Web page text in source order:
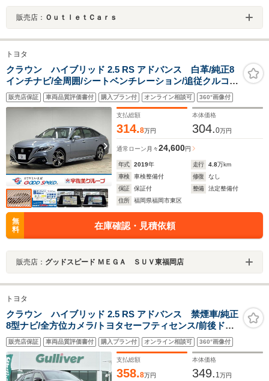
販売店： ＯｕｔｌｅｔＣａｒｓ
トヨタ
クラウン ハイブリッド 2.5 RS アドバンス 白革/純正8
インチナビ/全周囲/シートベンチレーション/追従クルコ
ン/レーンキープアシスト/パーキングアシスト/トヨタセー
フティセンス/BSM/ETC/パワーシート/シートメモリ
ー/LEDヘッドライト/オートハイビーム
販売店保証 車両品質評価書付 購入プラン付 オンライン相談可 360°画像付
支払総額
314.8万円
本体価格
304.0万円
通常ローン 月々24,600円
年式 2019年 走行 4.8万km
車検
車検整備付 修復
なし
保証
保証付 整備
法定整備付
住所
福岡県福岡市東区
無
料
在庫確認・見積依頼
販売店： グッドスピード ＭＥＧＡ ＳＵＶ東福岡店
トヨタ
クラウン ハイブリッド 2.5 RS アドバンス 禁煙車/純正
8型ナビ/全方位カメラ/トヨタセーフティセンス/前後ドラ
レコ/青ハーフレザー/前席パワーシート/シートヒーター/
ステアリングヒーター/レーダークルーズコントロー
ル/LEDヘッドライト/Bluetooth/ETC
販売店保証 車両品質評価書付 購入プラン付 オンライン相談可 360°画像付
支払総額
358.8万円
本体価格
349. 1万円